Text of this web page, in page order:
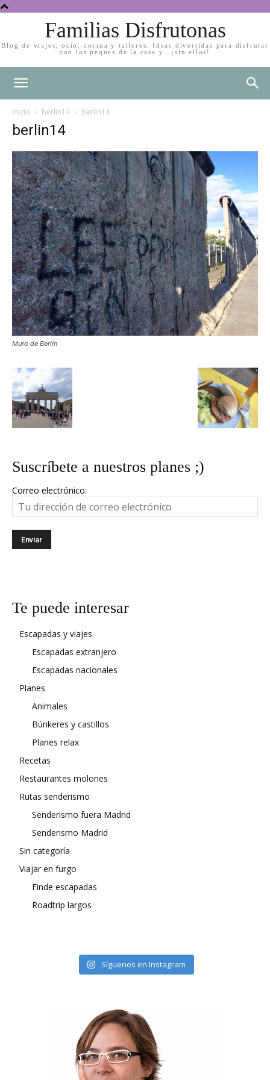
Familias Disfrutonas
Blog de viajes, ocio, cocina y talleres. Ideas divertidas para disfrutar
con los peques de la casa y…¡sin ellos!
Inicio berlin14 berlin14
berlin14
Muro de Berlín
Suscríbete a nuestros planes ;)
Correo electrónico:
Te puede interesar
Escapadas y viajes
Escapadas extranjero
Escapadas nacionales
Planes
Animales
Búnkeres y castillos
Planes relax
Recetas
Restaurantes molones
Rutas senderismo
Senderismo fuera Madrid
Senderismo Madrid
Sin categoría
Viajar en furgo
Finde escapadas
Roadtrip largos
Síguenos en Instagram